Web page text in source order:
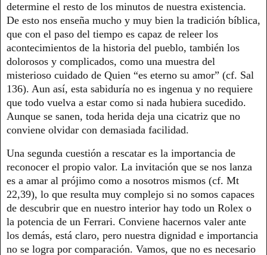
determine el resto de los minutos de nuestra existencia.
De esto nos enseña mucho y muy bien la tradición bíblica,
que con el paso del tiempo es capaz de releer los
acontecimientos de la historia del pueblo, también los
dolorosos y complicados, como una muestra del
misterioso cuidado de Quien “es eterno su amor” (cf. Sal
136). Aun así, esta sabiduría no es ingenua y no requiere
que todo vuelva a estar como si nada hubiera sucedido.
Aunque se sanen, toda herida deja una cicatriz que no
conviene olvidar con demasiada facilidad.
Una segunda cuestión a rescatar es la importancia de
reconocer el propio valor. La invitación que se nos lanza
es a amar al prójimo como a nosotros mismos (cf. Mt
22,39), lo que resulta muy complejo si no somos capaces
de descubrir que en nuestro interior hay todo un Rolex o
la potencia de un Ferrari. Conviene hacernos valer ante
los demás, está claro, pero nuestra dignidad e importancia
no se logra por comparación. Vamos, que no es necesario